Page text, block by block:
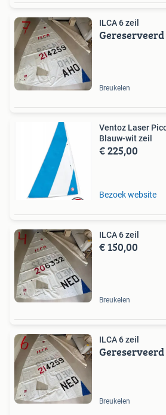
ILCA 6 zeil
Gereserveerd
Breukelen
Ventoz Laser
Blauw-wit zeil
€ 225,00
Bezoek website
ILCA 6 zeil
€ 150,00
Breukelen
ILCA 6 zeil
Gereserveerd
Breukelen